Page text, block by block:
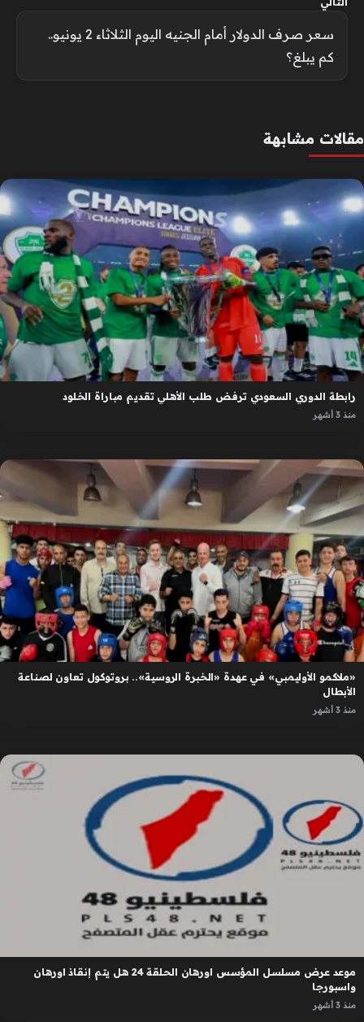
سعر صرف الدولار أمام الجنيه اليوم الثلاثاء 2 يونيو..
كم يبلغ؟
مقالات مشابهة
رابطة الدوري السعودي ترفض طلب الأهلي تقديم مباراة الخلود
منذ 3 أشهر
«ملاكمو الأوليمبي» في عهدة «الخبرة الروسية».. بروتوكول تعاون لصناعة
الأبطال
منذ 3 أشهر
موعد عرض مسلسل المؤسس اورهان الحلقة 24 هل يتم إنقاذ اورهان
واسبورجا
منذ 3 أشهر